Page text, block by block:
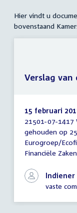
Hier vindt u
bovenstaand
Verslag
van
een
algemeen
15 februari
21501-07-1417
gehouden op
Eurogroep/
Financiële Zaken
Indiener
vaste
Verslag van